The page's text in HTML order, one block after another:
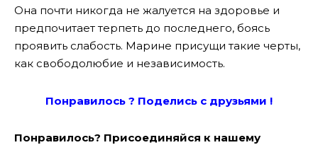
Она почти никогда не жалуется на здоровье и
предпочитает терпеть до последнего, боясь
проявить слабость. Марине присущи такие черты,
как свободолюбие и независимость.
Понравилось ? Поделись с друзьями !
Понравилось? Присоединяйся к нашему